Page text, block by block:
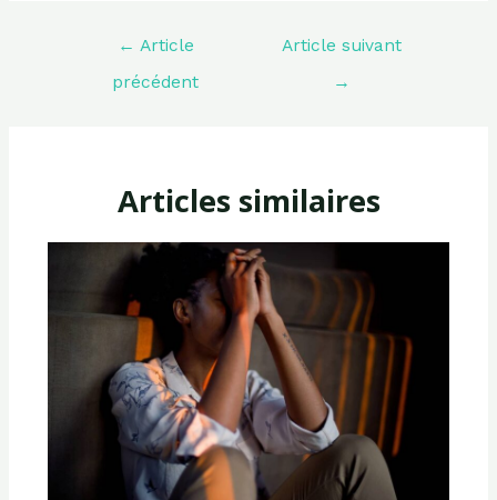
l’article
← Article
précédent
Article suivant
→
Articles similaires